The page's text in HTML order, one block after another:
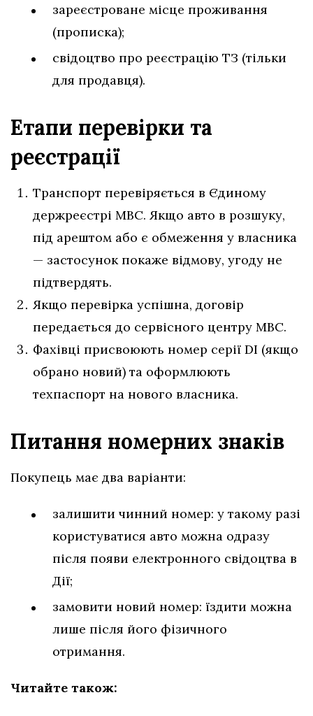
зареєстроване місце проживання
(прописка);
свідоцтво про реєстрацію ТЗ (тільки
для продавця).
Етапи перевірки та
реєстрації
Транспорт перевіряється в Єдиному
держреєстрі МВС. Якщо авто в розшуку,
під арештом або є обмеження у власника
— застосунок покаже відмову, угоду не
підтвердять.
Якщо перевірка успішна, договір
передається до сервісного центру МВС.
Фахівці присвоюють номер серії DI (якщо
обрано новий) та оформлюють
техпаспорт на нового власника.
Питання номерних знаків
Покупець має два варіанти:
залишити чинний номер: у такому разі
користуватися авто можна одразу
після появи електронного свідоцтва в
Дії;
замовити новий номер: їздити можна
лише після його фізичного
отримання.
Читайте також: